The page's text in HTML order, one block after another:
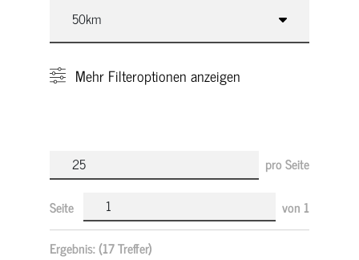
Mehr Filteroptionen anzeigen
pro Seite
Seite von 1
Ergebnis:(17 Treffer)